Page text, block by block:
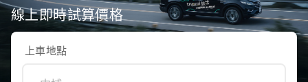
線上即時試算價格
上車地點